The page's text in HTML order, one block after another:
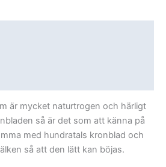
är mycket naturtrogen och härligt
så är det som att känna på
med hundratals kronblad och
så att den lätt kan böjas.